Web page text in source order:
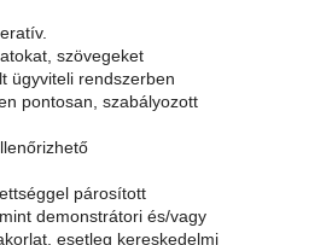
szövegeket
ügyviteli rendszerben
pontosan, szabályozott
párosított
demonstrátori és/vagy
esetleg kereskedelmi